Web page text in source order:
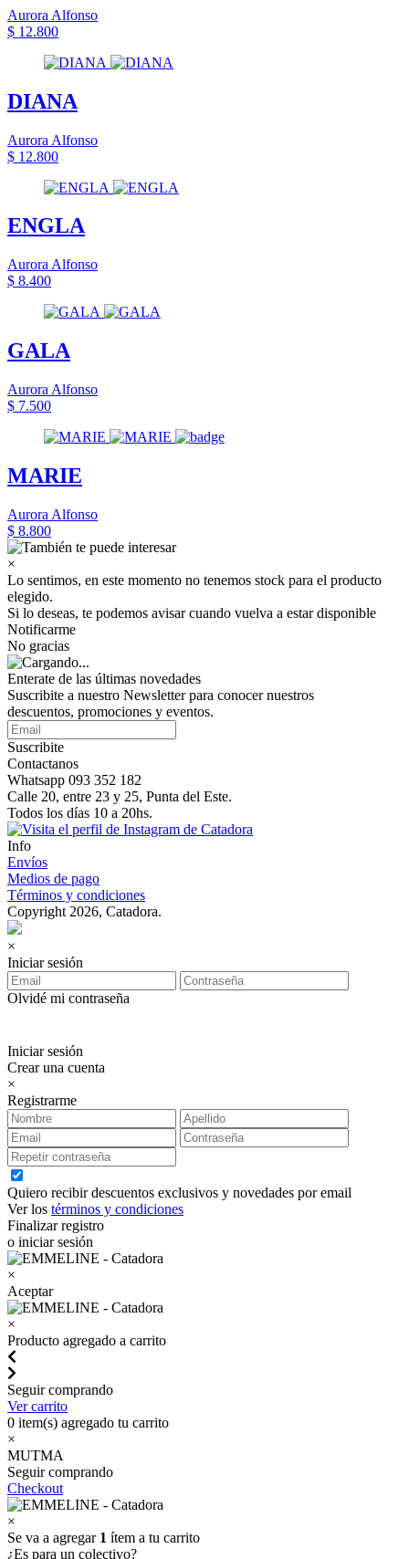
Aurora Alfonso
$ 12.800
DIANA
Aurora Alfonso
$ 12.800
ENGLA
Aurora Alfonso
$ 8.400
GALA
Aurora Alfonso
$ 7.500
MARIE
Aurora Alfonso
$ 8.800
×
Lo sentimos, en este momento no tenemos stock para el producto
elegido.
Si lo deseas, te podemos avisar cuando vuelva a estar disponible
Notificarme
No gracias
Enterate de las últimas novedades
Suscribite a nuestro Newsletter para conocer nuestros
descuentos, promociones y eventos.
Suscribite
Contactanos
Whatsapp 093 352 182
Calle 20, entre 23 y 25, Punta del Este.
Todos los días 10 a 20hs.
Info
Envíos
Medios de pago
Términos y condiciones
Copyright 2026, Catadora.
×
Iniciar sesión
Olvidé mi contraseña
Iniciar sesión
Crear una cuenta
×
Registrarme
Quiero recibir descuentos exclusivos y novedades por email
Ver los términos y condiciones
Finalizar registro
o iniciar sesión
×
Aceptar
×
Producto agregado a carrito
Seguir comprando
Ver carrito
0 item(s) agregado tu carrito
×
MUTMA
Seguir comprando
Checkout
×
Se va a agregar 1 ítem a tu carrito
¿Es para un colectivo?